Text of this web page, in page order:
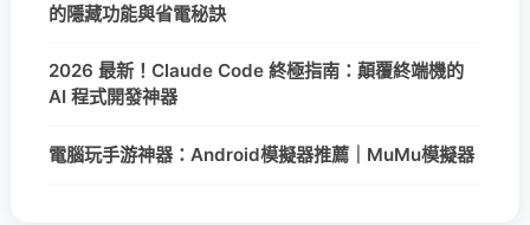
的隱藏功能與省電秘訣
2026 最新！Claude Code 終極指南：顛覆終端機的
AI 程式開發神器
電腦玩手游神器：Android模擬器推薦｜MuMu模擬器